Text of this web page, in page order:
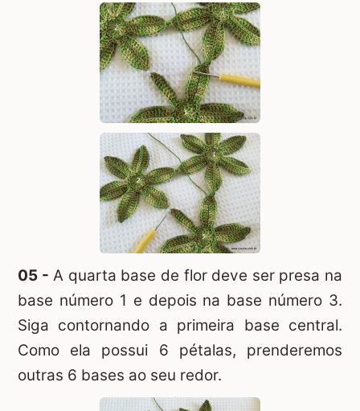
05 - A quarta base de flor deve ser presa na
base número 1 e depois na base número 3.
Siga contornando a primeira base central.
Como ela possui 6 pétalas, prenderemos
outras 6 bases ao seu redor.